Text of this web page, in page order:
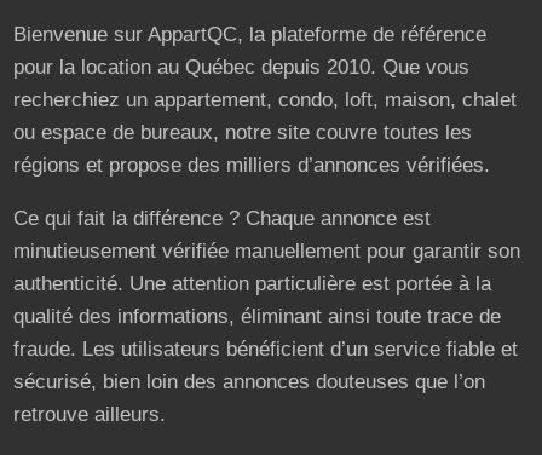
Bienvenue sur AppartQC, la plateforme de référence
pour la location au Québec depuis 2010. Que vous
recherchiez un appartement, condo, loft, maison, chalet
ou espace de bureaux, notre site couvre toutes les
régions et propose des milliers d’annonces vérifiées.
Ce qui fait la différence ? Chaque annonce est
minutieusement vérifiée manuellement pour garantir son
authenticité. Une attention particulière est portée à la
qualité des informations, éliminant ainsi toute trace de
fraude. Les utilisateurs bénéficient d’un service fiable et
sécurisé, bien loin des annonces douteuses que l’on
retrouve ailleurs.